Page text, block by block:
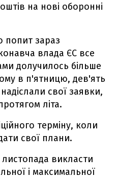
на нові оборонні
попит зараз
влада ЄС все
долучилось більше
в п'ятницю, дев'ять
свої заявки,
літа.
терміну, коли
свої плани.
викласти
і максимальної